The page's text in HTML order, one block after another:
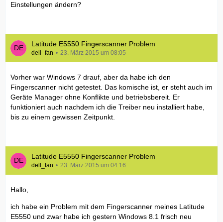
Einstellungen ändern?
Latitude E5550 Fingerscanner Problem
dell_fan 23. März 2015 um 08:05
Vorher war Windows 7 drauf, aber da habe ich den
Fingerscanner nicht getestet. Das komische ist, er steht auch im
Geräte Manager ohne Konflikte und betriebsbereit. Er
funktioniert auch nachdem ich die Treiber neu installiert habe,
bis zu einem gewissen Zeitpunkt.
Latitude E5550 Fingerscanner Problem
dell_fan 23. März 2015 um 04:16
Hallo,
ich habe ein Problem mit dem Fingerscanner meines Latitude
E5550 und zwar habe ich gestern Windows 8.1 frisch neu